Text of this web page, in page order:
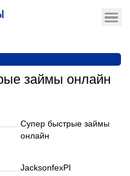
займы онлайн
Супер быстрые займы
онлайн
JacksonfexPI